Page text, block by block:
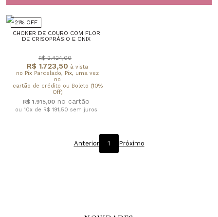
21% OFF
CHOKER DE COURO COM FLOR
DE CRISOPRÁSIO E ONIX
R$ 1.723,50 à vista
no Pix Parcelado, Pix, uma vez
no
cartão de crédito ou Boleto (10%
Off)
R$ 2.424,00
R$ 1.915,00
ou 10x de R$ 191,50 sem juros
Anterior 1 Próximo